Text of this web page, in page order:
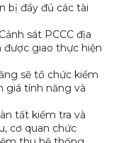
bị đầy đủ các tài
sát PCCC địa
giao thực hiện
sẽ tổ chức kiểm
giá tính năng và
tất kiểm tra và
cơ quan chức